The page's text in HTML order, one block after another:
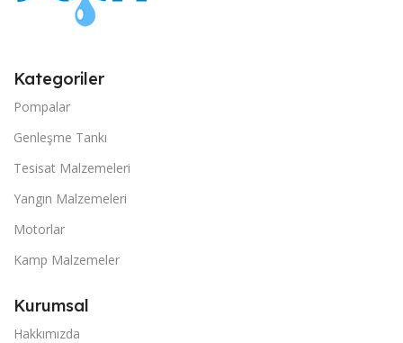
Kategoriler
Pompalar
Genleşme Tankı
Tesisat Malzemeleri
Yangın Malzemeleri
Motorlar
Kamp Malzemeler
Kurumsal
Hakkımızda